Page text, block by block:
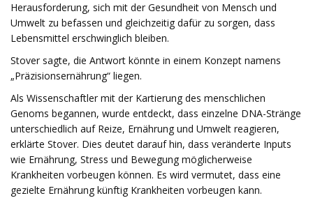
Herausforderung, sich mit der Gesundheit von Mensch und
Umwelt zu befassen und gleichzeitig dafür zu sorgen, dass
Lebensmittel erschwinglich bleiben.
Stover sagte, die Antwort könnte in einem Konzept namens
„Präzisionsernährung“ liegen.
Als Wissenschaftler mit der Kartierung des menschlichen
Genoms begannen, wurde entdeckt, dass einzelne DNA-Stränge
unterschiedlich auf Reize, Ernährung und Umwelt reagieren,
erklärte Stover. Dies deutet darauf hin, dass veränderte Inputs
wie Ernährung, Stress und Bewegung möglicherweise
Krankheiten vorbeugen können. Es wird vermutet, dass eine
gezielte Ernährung künftig Krankheiten vorbeugen kann.